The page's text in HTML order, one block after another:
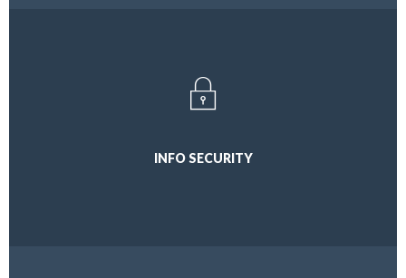
INFO SECURITY